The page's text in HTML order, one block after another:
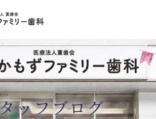
ッフブログ